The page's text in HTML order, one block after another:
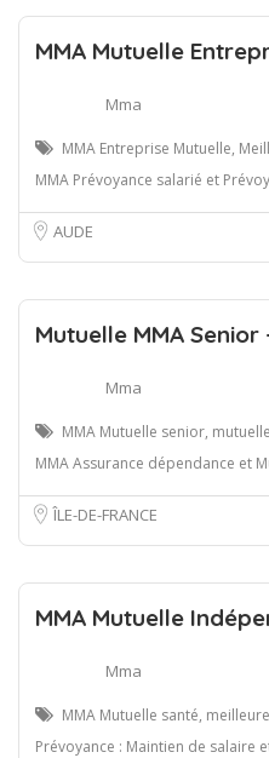
MMA Mutuelle
Mma
MMA Entreprise Mutuelle,
MMA Prévoyance salarié et
AUDE
Mutuelle MMA
Mma
MMA Mutuelle senior,
MMA Assurance dépendance et
ÎLE-DE-FRANCE
MMA Mutuelle
Mma
MMA Mutuelle santé,
Prévoyance : Maintien de salaire